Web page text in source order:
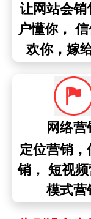
让网站会销
户懂你，
欢你，嫁
网络营
定位营销，
销， 短视频
模式营